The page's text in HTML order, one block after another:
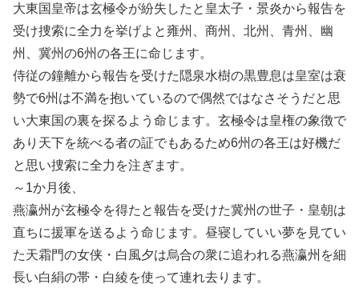
大東国皇帝は玄極令が紛失したと皇太子・景炎から報告を
受け捜索に全力を挙げよと雍州、商州、北州、青州、幽
州、冀州の6州の各王に命じます。
侍従の鐘離から報告を受けた隠泉水樹の黒豊息は皇室は衰
勢で6州は不満を抱いているので偶然ではなさそうだと思
い大東国の裏を探るよう命じます。玄極令は皇権の象徴で
あり天下を統べる者の証でもあるため6州の各王は好機だ
と思い捜索に全力を注ぎます。
～1か月後、
燕瀛州が玄極令を得たと報告を受けた冀州の世子・皇朝は
直ちに援軍を送るよう命じます。昼寝していい夢を見てい
た天霜門の女侠・白風夕は烏合の衆に追われる燕瀛州を細
長い白絹の帯・白綾を使って連れ去ります。